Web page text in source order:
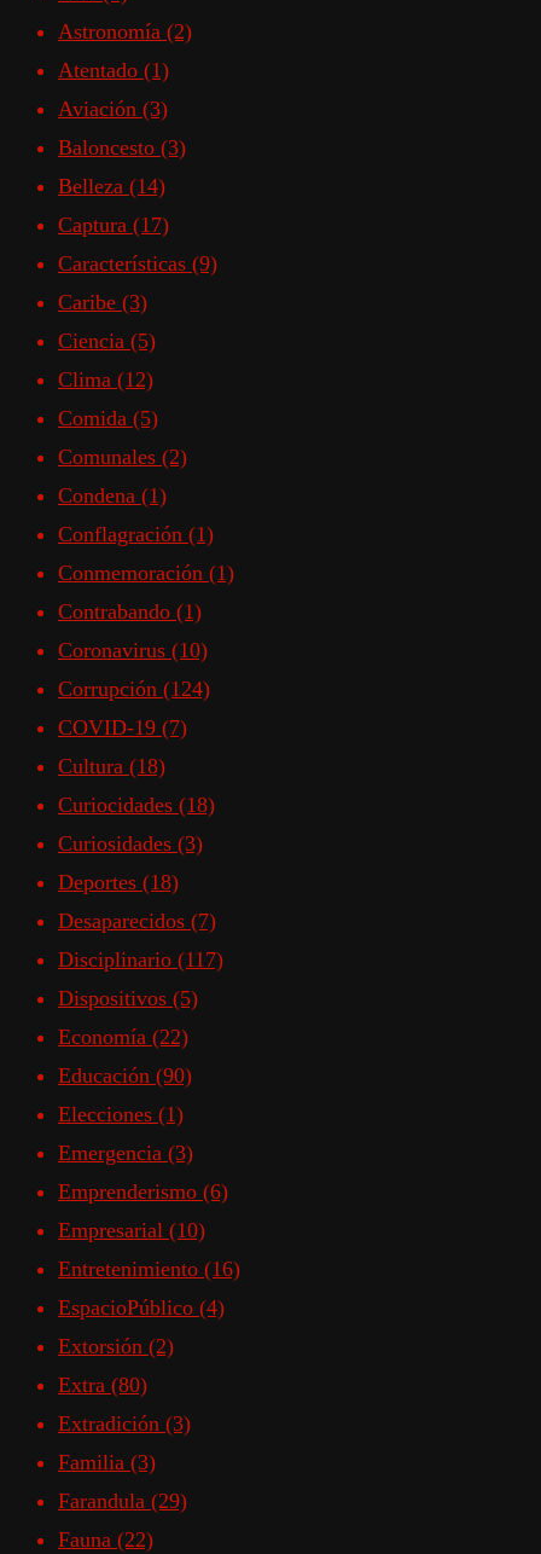
Astronomía (2)
Atentado (1)
Aviación (3)
Baloncesto (3)
Belleza (14)
Captura (17)
Características (9)
Caribe (3)
Ciencia (5)
Clima (12)
Comida (5)
Comunales (2)
Condena (1)
Conflagración (1)
Conmemoración (1)
Contrabando (1)
Coronavirus (10)
Corrupción (124)
COVID-19 (7)
Cultura (18)
Curiocidades (18)
Curiosidades (3)
Deportes (18)
Desaparecidos (7)
Disciplinario (117)
Dispositivos (5)
Economía (22)
Educación (90)
Elecciones (1)
Emergencia (3)
Emprenderismo (6)
Empresarial (10)
Entretenimiento (16)
EspacioPúblico (4)
Extorsión (2)
Extra (80)
Extradición (3)
Familia (3)
Farandula (29)
Fauna (22)